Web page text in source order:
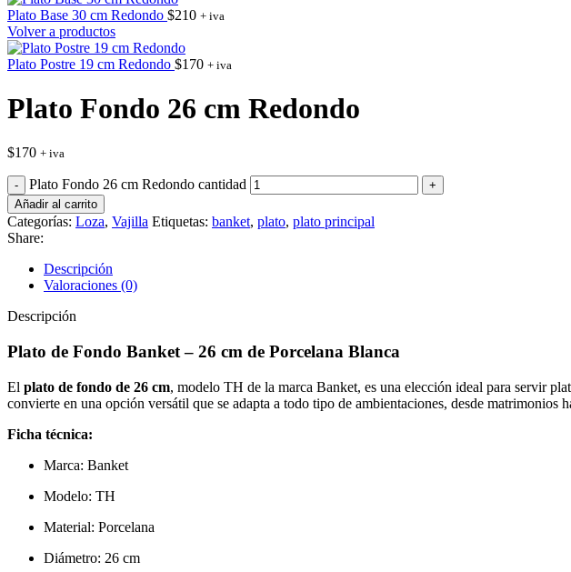
Plato Base 30 cm Redondo $210 + iva
Volver a productos
Plato Postre 19 cm Redondo $170 + iva
Plato Fondo 26 cm Redondo
$170 + iva
Plato Fondo 26 cm Redondo cantidad
Añadir al carrito
Categorías: Loza, Vajilla Etiquetas: banket, plato, plato principal
Share:
Descripción
Valoraciones (0)
Descripción
Plato de Fondo Banket – 26 cm de Porcelana Blanca
El plato de fondo de 26 cm, modelo TH de la marca Banket, es una elección ideal para servir
convierte en una opción versátil que se adapta a todo tipo de ambientaciones, desde matrimonios
Ficha técnica:
Marca: Banket
Modelo: TH
Material: Porcelana
Diámetro: 26 cm